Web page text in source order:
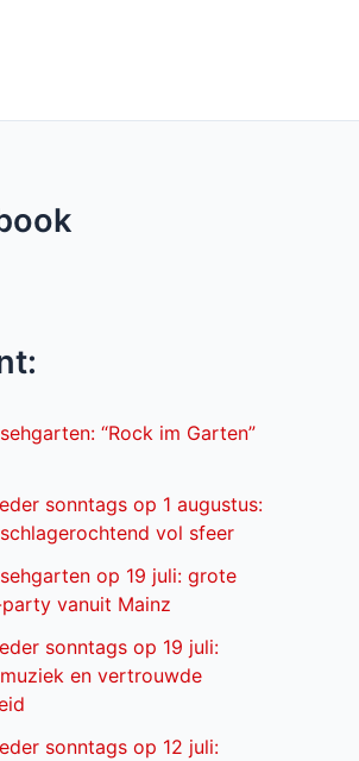
“Rock im Garten”
sonntags op 1 augustus:
vol sfeer
op 19 juli: grote
vanuit Mainz
sonntags op 19 juli:
en vertrouwde
sonntags op 12 juli: